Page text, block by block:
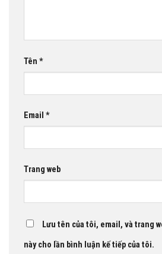
Tên *
Email *
Trang web
Lưu tên của tôi, email, và trang
này cho lần bình luận kế tiếp của tôi.